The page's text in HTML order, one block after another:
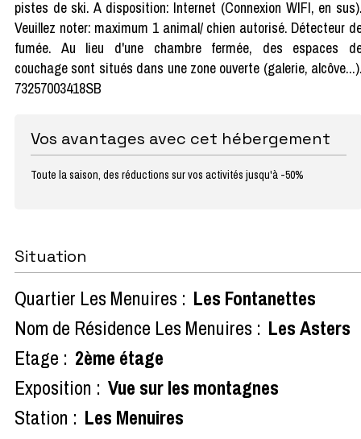
pistes de ski. A disposition: Internet (Connexion WIFI, en
Veuillez noter: maximum 1 animal/ chien autorisé. Détecteur
fumée. Au lieu d'une chambre fermée, des espaces
couchage sont situés dans une zone ouverte (galerie,
73257003418SB
Vos avantages avec cet hébergement
Toute la saison, des réductions sur vos activités jusqu'à -50%
Situation
Quartier Les Menuires : Les Fontanettes
Nom de Résidence Les Menuires : Les Asters
Etage : 2ème étage
Exposition : Vue sur les montagnes
Station : Les Menuires